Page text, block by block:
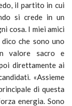
il partito in cui
si crede in un
cosa. I miei amici
che sono uno
valore sacro e
direttamente ai
«Assieme
di questa
energia. Sono